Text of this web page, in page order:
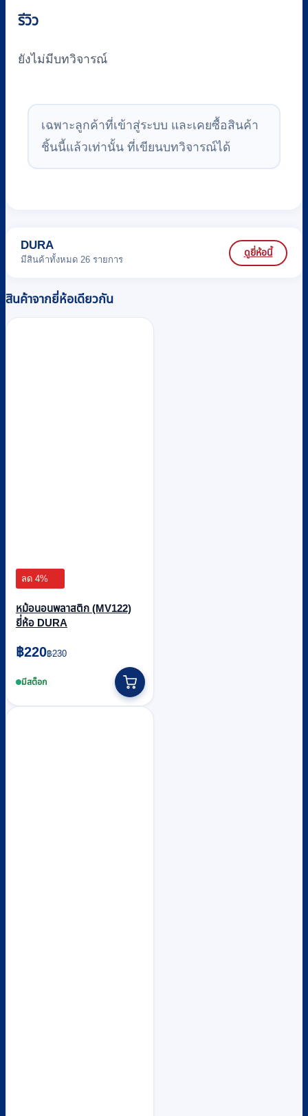
รีวิว
ยังไม่มีบทวิจารณ์
เฉพาะลูกค้าที่เข้าสู่ระบบ และเคยซื้อสินค้า
ชิ้นนี้แล้วเท่านั้น ที่เขียนบทวิจารณ์ได้
DURA
มีสินค้าทั้งหมด 26 รายการ
ดูยี่ห้อนี้
สินค้าจากยี่ห้อเดียวกัน
ลด 4%
หม้อนอนพลาสติก (MV122)
ยี่ห้อ DURA
฿230
Original
was:
฿220
Current
is:มีสต็อก